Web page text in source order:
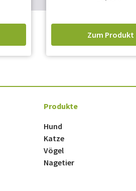
Zum Produkt
Produkte
Hund
Katze
Vögel
Nagetier